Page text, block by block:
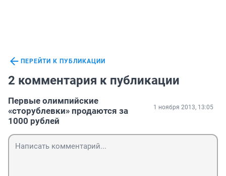
ПЕРЕЙТИ К ПУБЛИКАЦИИ
2 комментария к публикации
Первые олимпийские
«сторублевки» продаются за
1000 рублей
1 ноября 2013, 13:05